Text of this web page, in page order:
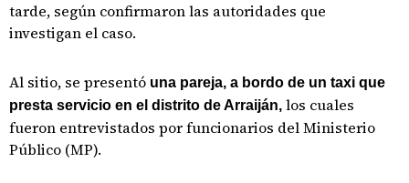
tarde, según confirmaron las autoridades que
investigan el caso.
Al sitio, se presentó una pareja, a bordo de un taxi que
presta servicio en el distrito de Arraiján, los cuales
fueron entrevistados por funcionarios del Ministerio
Público (MP).